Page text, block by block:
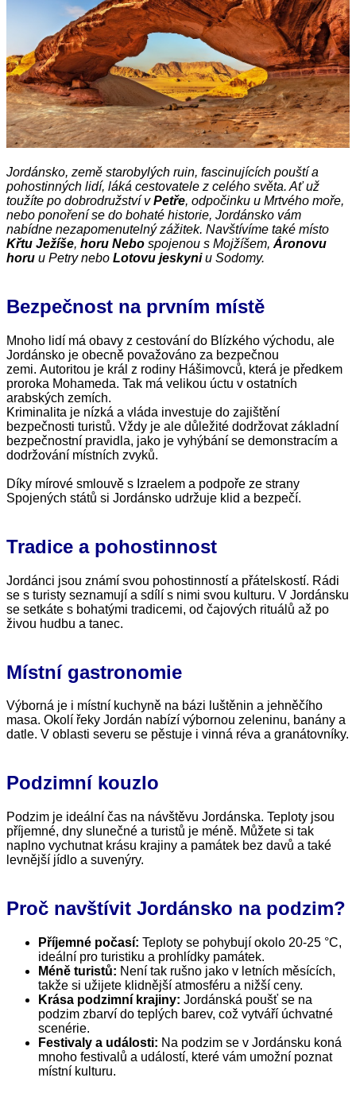
Jordánsko, země starobylých ruin, fascinujících pouští a
pohostinných lidí, láká cestovatele z celého světa. Ať už
toužíte po dobrodružství vPetře, odpočinku u Mrtvého moře,
nebo ponoření se do bohaté historie, Jordánsko vám
nabídne nezapomenutelný zážitek. Navštívíme také místo
Křtu Ježíše, horu Nebo spojenou s Mojžíšem, Áronovu
horu u Petry nebo Lotovu jeskyniu Sodomy.
Bezpečnost na prvním místě
Mnoho lidí má obavy z cestování do Blízkého východu, ale
Jordánsko je obecně považováno za bezpečnou
zemi. Autoritou je král z rodiny Hášimovců, která je předkem
proroka Mohameda. Tak má velikou úctu v ostatních
arabských zemích.
Kriminalita je nízká a vláda investuje do zajištění
bezpečnosti turistů. Vždy je ale důležité dodržovat základní
bezpečnostní pravidla, jako je vyhýbání se demonstracím a
dodržování místních zvyků.
Díky mírové smlouvě s Izraelem a podpoře ze strany
Spojených států si Jordánsko udržuje klid a bezpečí.
Tradice a pohostinnost
Jordánci jsou známí svou pohostinností a přátelskostí. Rádi
se s turisty seznamují a sdílí s nimi svou kulturu. V Jordánsku
se setkáte s bohatými tradicemi, od čajových rituálů až po
živou hudbu a tanec.
Místní gastronomie
Výborná je i místní kuchyně na bázi luštěnin a jehněčího
masa. Okolí řeky Jordán nabízí výbornou zeleninu, banány a
datle. V oblasti severu se pěstuje i vinná réva a granátovníky.
Podzimní kouzlo
Podzim je ideální čas na návštěvu Jordánska. Teploty jsou
příjemné, dny slunečné a turistů je méně. Můžete si tak
naplno vychutnat krásu krajiny a památek bez davů a také
levnější jídlo a suvenýry.
Proč navštívit Jordánsko na podzim?
Příjemné počasí: Teploty se pohybují okolo 20-25 °C,
ideální pro turistiku a prohlídky památek.
Méně turistů: Není tak rušno jako v letních měsících,
takže si užijete klidnější atmosféru a nižší ceny.
Krása podzimní krajiny: Jordánská poušť se na
podzim zbarví do teplých barev, což vytváří úchvatné
scenérie.
Festivaly a události: Na podzim se v Jordánsku koná
mnoho festivalů a událostí, které vám umožní poznat
místní kulturu.